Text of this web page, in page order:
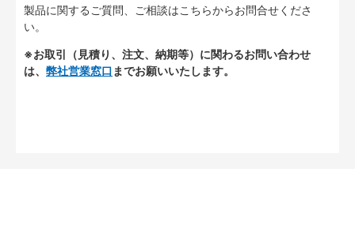
製品に関するご質問、ご相談はこちらからお問合せくださ
い。
※お取引（見積り、注文、納期等）に関わるお問い合わせ
は、 弊社営業窓口 までお願いいたします。